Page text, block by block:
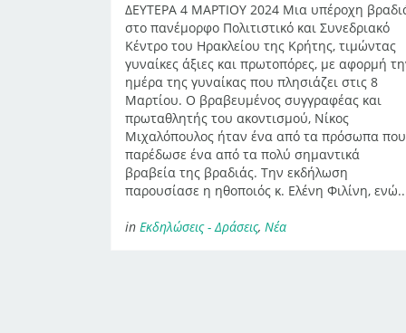
ΔΕΥΤΕΡΑ 4 ΜΑΡΤΙΟΥ 2024 Μια υπέροχη
στο πανέμορφο Πολιτιστικό και Συνεδριακό
Κέντρο του Ηρακλείου της Κρήτης, τιμώντας
γυναίκες άξιες και πρωτοπόρες, με αφορμή
ημέρα της γυναίκας που πλησιάζει στις 8
Μαρτίου. Ο βραβευμένος συγγραφέας και
πρωταθλητής του ακοντισμού, Νίκος
Μιχαλόπουλος ήταν ένα από τα πρόσωπα που
παρέδωσε ένα από τα πολύ σημαντικά
βραβεία της βραδιάς. Την εκδήλωση
παρουσίασε η ηθοποιός κ. Ελένη Φιλίνη,
in Εκδηλώσεις - Δράσεις, Νέα